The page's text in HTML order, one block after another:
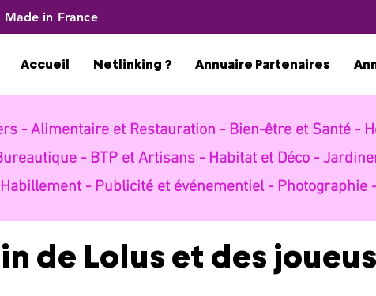
in France
Accueil Netlinking ? Annuaire Partenaires
-Alimentaire et Restauration - Bien-être et Santé -
- BTP et Artisans - Habitat et Déco -
- Publicité et événementiel - Photographie
de Lolus et des